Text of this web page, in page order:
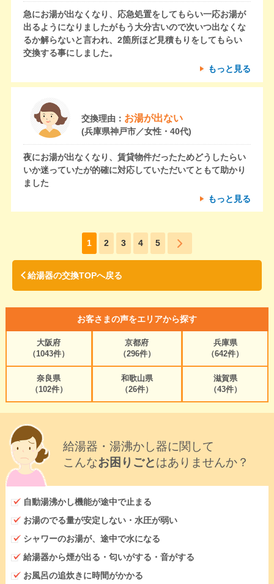
急にお湯が出なくなり、応急処置をしてもらい一応お湯が
出るようになりましたがもう大分古いので次いつ出なくな
るか解らないと言われ、2箇所ほど見積もりをしてもらい
交換する事にしました。
もっと見る
交換理由： お湯が出ない
(兵庫県神戸市／女性・40代)
夜にお湯が出なくなり、賃貸物件だったためどうしたらい
いか迷っていたが的確に対応していただいてともて助かり
ました
もっと見る
1 2 3 4 5
給湯器の交換TOPへ戻る
お客さまの声をエリアから探す
大阪府
（1043件）
京都府
（296件）
兵庫県
（642件）
奈良県
（102件）
和歌山県
（26件）
滋賀県
（43件）
給湯器・湯沸かし器に関して
こんなお困りごとはありませんか？
自動湯沸かし機能が途中で止まる
お湯のでる量が安定しない・水圧が弱い
シャワーのお湯が、途中で水になる
給湯器から煙が出る・匂いがする・音がする
お風呂の追炊きに時間がかかる